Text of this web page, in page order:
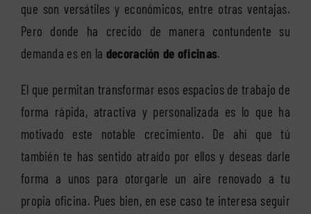
que son versátiles y económicos, entre otras ventajas.
Pero donde ha crecido de manera contundente su
demanda es en la decoración de oficinas.
El que permitan transformar esos espacios de trabajo de
forma rápida, atractiva y personalizada es lo que ha
motivado este notable crecimiento. De ahí que tú
también te has sentido atraído por ellos y deseas darle
forma a unos para otorgarle un aire renovado a tu
propia oficina. Pues bien, en ese caso te interesa seguir